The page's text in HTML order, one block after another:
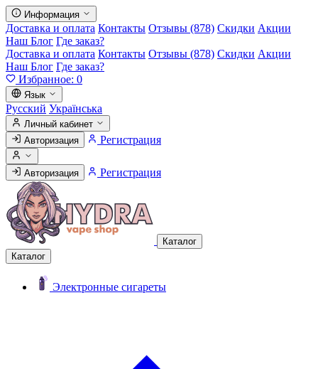
Информация
Доставка и оплата Контакты Отзывы (878) Скидки Акции
Наш Блог Где заказ?
Доставка и оплата Контакты Отзывы (878) Скидки Акции
Наш Блог Где заказ?
Избранное: 0
Язык
Русский Українська
Личный кабинет
Авторизация
Регистрация
Авторизация Регистрация
Каталог
Каталог
Электронные сигареты